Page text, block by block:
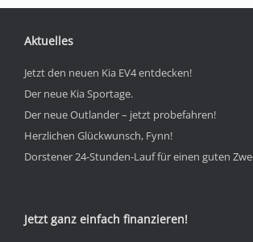
Aktuelles
Jetzt den neuen Kia EV4 entdecken!
Der neue Kia Sportage.
Der neue Outlander – jetzt probefahren!
Herzlichen Glückwunsch, Fynn!
Dorstener 24-Stunden-Lauf für einen guten
Jetzt ganz einfach finanzieren!